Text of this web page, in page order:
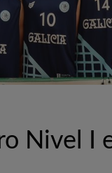
Nivel I